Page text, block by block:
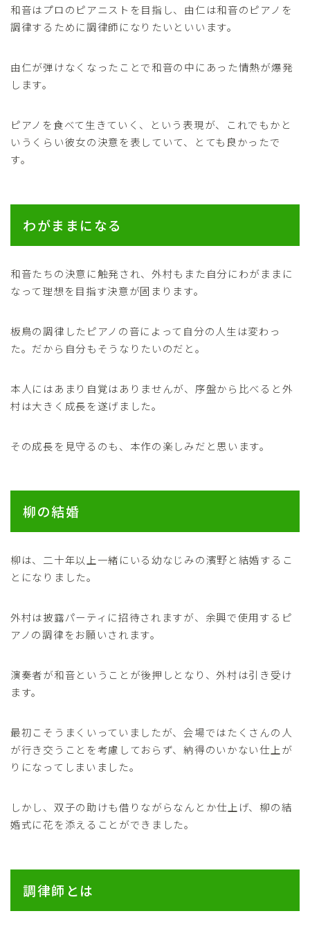
和音はプロのピアニストを目指し、由仁は和音のピアノを
調律するために調律師になりたいといいます。
由仁が弾けなくなったことで和音の中にあった情熱が爆発
します。
ピアノを食べて生きていく、という表現が、これでもかと
いうくらい彼女の決意を表していて、とても良かったで
す。
わがままになる
和音たちの決意に触発され、外村もまた自分にわがままに
なって理想を目指す決意が固まります。
板鳥の調律したピアノの音によって自分の人生は変わっ
た。だから自分もそうなりたいのだと。
本人にはあまり自覚はありませんが、序盤から比べると外
村は大きく成長を遂げました。
その成長を見守るのも、本作の楽しみだと思います。
柳の結婚
柳は、二十年以上一緒にいる幼なじみの濱野と結婚するこ
とになりました。
外村は披露パーティに招待されますが、余興で使用するピ
アノの調律をお願いされます。
演奏者が和音ということが後押しとなり、外村は引き受け
ます。
最初こそうまくいっていましたが、会場ではたくさんの人
が行き交うことを考慮しておらず、納得のいかない仕上が
りになってしまいました。
しかし、双子の助けも借りながらなんとか仕上げ、柳の結
婚式に花を添えることができました。
調律師とは